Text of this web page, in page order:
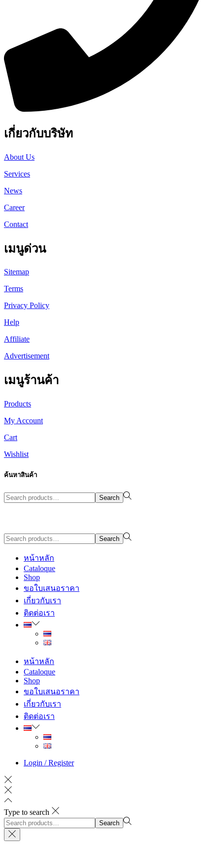
เกี่ยวกับบริษัท
About Us
Services
News
Career
Contact
เมนูด่วน
Sitemap
Terms
Privacy Policy
Help
Affiliate
Advertisement
เมนูร้านค้า
Products
My Account
Cart
Wishlist
ค้นหาสินค้า
Search
for:>
Search
Search
for:>
Search
หน้าหลัก
Cataloque
Shop
ขอใบเสนอราคา
เกี่ยวกับเรา
ติดต่อเรา
หน้าหลัก
Cataloque
Shop
ขอใบเสนอราคา
เกี่ยวกับเรา
ติดต่อเรา
Login / Register
Type to search
Search
for:>
Search